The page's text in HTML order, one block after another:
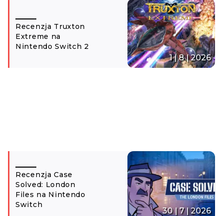
Recenzja Truxton
Extreme na
Nintendo Switch 2
1 | 8 | 2026
Recenzja Case
Solved: London
Files na Nintendo
Switch
30 | 7 | 2026